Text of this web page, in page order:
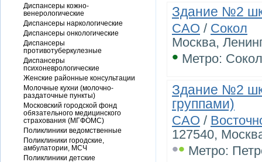
Здание №2
САО / Сокол
Москва,
• Метро: Сокол
Здание №2
группами)
САО /
127540,
•• Метро:
Диспансеры кожно-
венерологические
Диспансеры наркологические
Диспансеры онкологические
Диспансеры
противотуберкулезные
Диспансеры
психоневрологические
Женские районные консультации
Молочные кухни (молочно-
раздаточные пункты)
Московский городской фонд
обязательного медицинского
страхования (МГФОМС)
Поликлиники ведомственные
Поликлиники городские,
амбулатории, МСЧ
Поликлиники детские